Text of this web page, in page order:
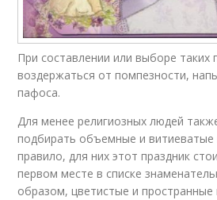
При составлении или выборе таких
воздержаться от помпезности,
пафоса.
Для менее религиозных людей
подбирать объемные и
правило, для них этот праздник
первом месте в списке
образом, цветистые и пространные